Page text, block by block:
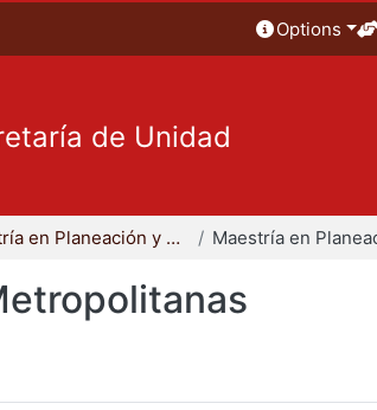
Options
de Unidad
Maestría en Planeación y Políticas Metropolitanas